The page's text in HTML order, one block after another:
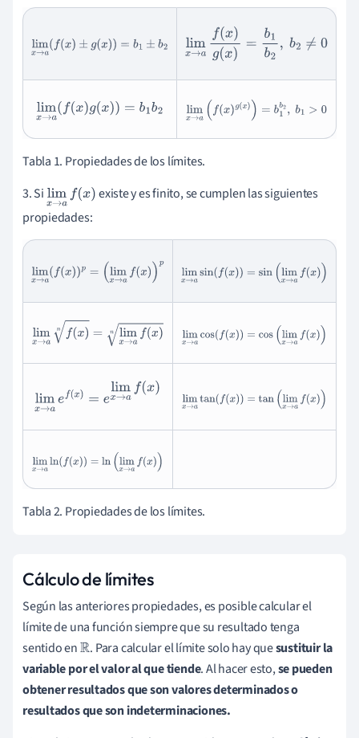
limx→a(f (x )±g(x ))=b 1±b2 limx →af(x g(x )=b b2 b2 ≠0
limx→a(f(x)g(x) =b 1b2 limx→a(f(x)g(x )= b1b 2,b1 >0
Tabla 1. Propiedades de los límites.
3. Si limx→af(x
)
existe y es finito, se cumplen las siguientes
propiedades:
limx→ a( f(x))p=
limx→asin(f (x) )=sin(limx→a
lim x→af(x)n=limx→af (x)n limx→acos(f x) )=cos(limx→af
limx →aef( elimx→af(x) limx→atan(f( x) )=tan(limx→af
limx→aln(f( x))=ln(limx→af
Tabla 2. Propiedades de los límites.
Cálculo de límites
Según las anteriores propiedades, es posible calcular el
límite de una función siempre que su resultado tenga
sentido enR . Para calcular el límite solo hay quesustituir la
variable por el valor al que tiende. Al hacer esto,se pueden
obtener resultados que son valores determinados o
resultados que son indeterminaciones.